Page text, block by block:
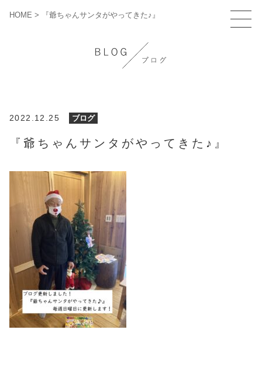
HOME > 『爺ちゃんサンタがやってきた♪』
2022.12.25 ブログ
『爺ちゃんサンタがやってきた♪』